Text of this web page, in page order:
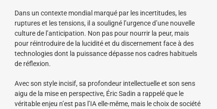
Dans un contexte mondial marqué par les incertitudes, les
ruptures et les tensions, il a souligné l’urgence d’une nouvelle
culture de l’anticipation. Non pas pour nourrir la peur, mais
pour réintroduire de la lucidité et du discernement face à des
technologies dont la puissance dépasse nos cadres habituels
de réflexion.
Avec son style incisif, sa profondeur intellectuelle et son sens
aigu de la mise en perspective, Éric Sadin a rappelé que le
véritable enjeu n’est pas l’IA elle-même, mais le choix de société